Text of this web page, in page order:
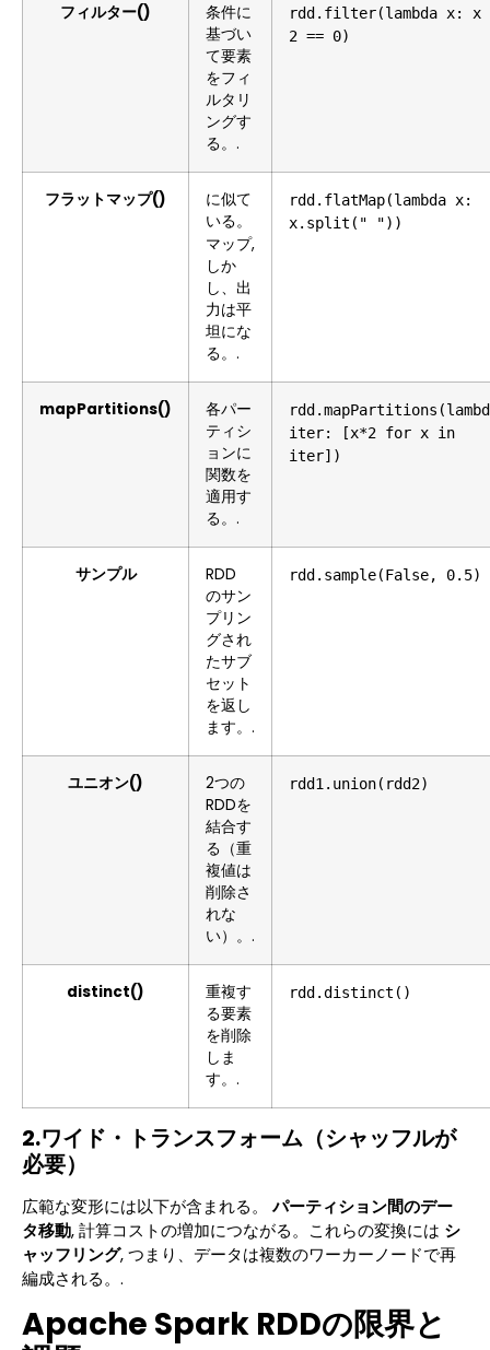
フィルター()
条件に
基づい
て要素
をフィ
ルタリ
ングす
る。.
rdd.filter(lambda x: x
2 == 0)
フラットマップ()
に似て
いる。
マップ,
しか
し、出
力は平
坦にな
る。.
rdd.flatMap(lambda x:
x.split(" "))
mapPartitions()
各パー
ティシ
ョンに
関数を
適用す
る。.
iter: [x*2 for x in
iter])
サンプル
RDD
のサン
プリン
グされ
たサブ
セット
を返し
ます。.
rdd.sample(False, 0.5)
ユニオン()
2つの
RDDを
結合す
る（重
複値は
削除さ
れな
い）。.
rdd1.union(rdd2)
distinct()
重複す
る要素
を削除
しま
す。.
rdd.distinct()
2.ワイド・トランスフォーム（シャッフルが
必要）
広範な変形には以下が含まれる。パーティション間のデー
タ移動, 計算コストの増加につながる。これらの変換には シ
ャッフリング, つまり、データは複数のワーカーノードで再
編成される。.
Apache Spark RDDの限界と